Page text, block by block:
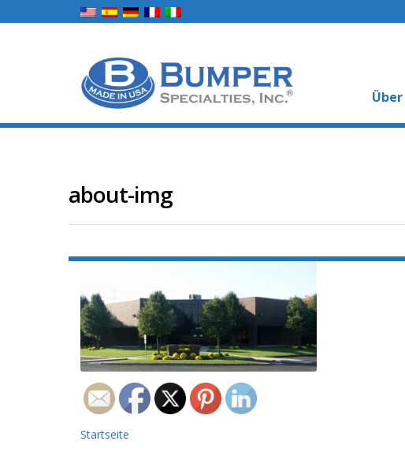
about-img
Beitrags-
Startseite